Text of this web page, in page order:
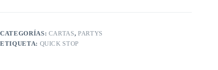
CATEGORÍAS: CARTAS,PARTYS
ETIQUETA: QUICK STOP